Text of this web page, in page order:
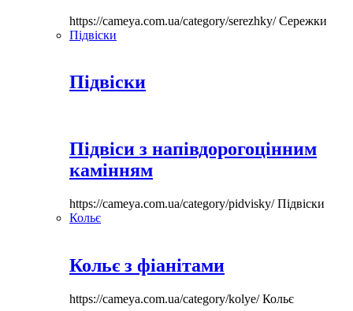
https://cameya.com.ua/category/serezhky/Сережки
Підвіски
Підвіски
Підвіси з напівдорогоцінним
камінням
https://cameya.com.ua/category/pidvisky/Підвіски
Кольє
Кольє з фіанітами
https://cameya.com.ua/category/kolye/Кольє